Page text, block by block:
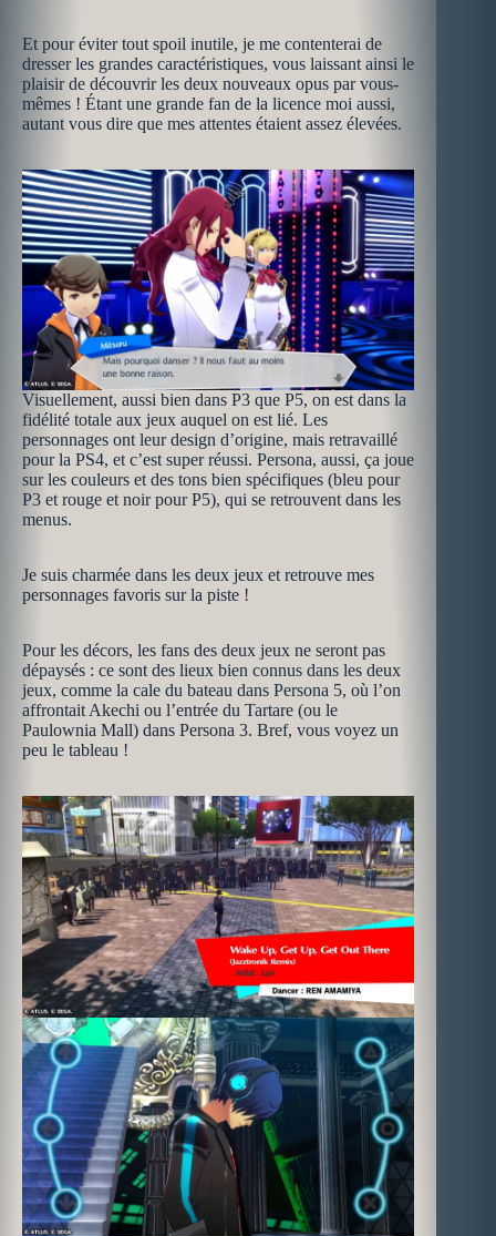
Et pour éviter tout spoil inutile, je me contenterai de
dresser les grandes caractéristiques, vous laissant ainsi le
plaisir de découvrir les deux nouveaux opus par vous-
mêmes ! Étant une grande fan de la licence moi aussi,
autant vous dire que mes attentes étaient assez élevées.
Visuellement, aussi bien dans P3 que P5, on est dans la
fidélité totale aux jeux auquel on est lié. Les
personnages ont leur design d’origine, mais retravaillé
pour la PS4, et c’est super réussi. Persona, aussi, ça joue
sur les couleurs et des tons bien spécifiques (bleu pour
P3 et rouge et noir pour P5), qui se retrouvent dans les
menus.
Je suis charmée dans les deux jeux et retrouve mes
personnages favoris sur la piste !
Pour les décors, les fans des deux jeux ne seront pas
dépaysés : ce sont des lieux bien connus dans les deux
jeux, comme la cale du bateau dans Persona 5, où l’on
affrontait Akechi ou l’entrée du Tartare (ou le
Paulownia Mall) dans Persona 3. Bref, vous voyez un
peu le tableau !